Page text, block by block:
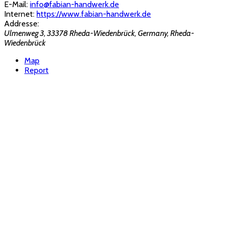
E-Mail: info@fabian-handwerk.de
Internet: https://www.fabian-handwerk.de
Addresse:
Ulmenweg 3, 33378 Rheda-Wiedenbrück, Germany, Rheda-
Wiedenbrück
Map
Report